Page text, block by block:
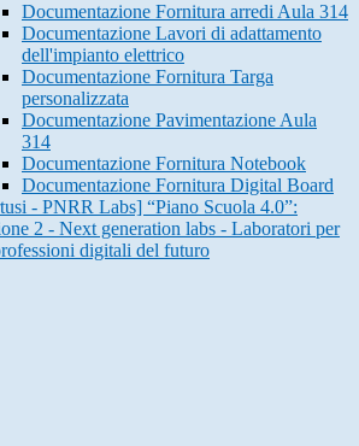
Documentazione Fornitura arredi Aula 314
Documentazione Lavori di adattamento
dell'impianto elettrico
Documentazione Fornitura Targa
personalizzata
Documentazione Pavimentazione Aula
314
Documentazione Fornitura Notebook
Documentazione Fornitura Digital Board
- PNRR Labs] “Piano Scuola 4.0”:
2 - Next generation labs - Laboratori per
digitali del futuro